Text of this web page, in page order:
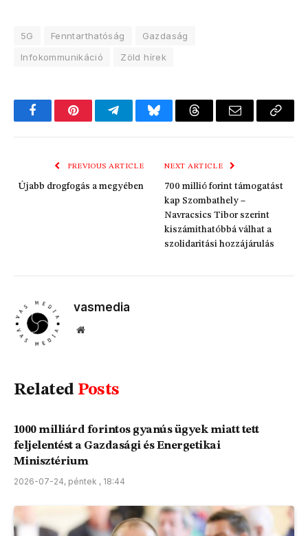
5G Fenntarthatóság
Gazdaság
Infokommunikáció
Zöld hírek
FacebookPinterestTelegramBlueskyThreadsEmail
Copy
PREVIOUS ARTICLE
Újabb drogfogás a megyében
NEXT ARTICLE
700 millió forint támogatást
kap Szombathely –
Navracsics Tibor szerint
kiszámíthatóbbá válhat a
szolidaritási hozzájárulás
vasmedia
Website
Related Posts
1000 milliárd forintos gyanús ügyek miatt tett
feljelentést a Gazdasági és Energetikai
Minisztérium
2026-07-24, péntek , 18:44